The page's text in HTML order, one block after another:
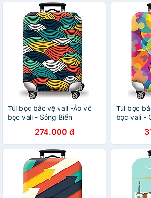
Túi bọc bảo vệ vali -Áo vỏ
bọc vali - Sóng Biển
274.000 đ
Túi bọc
bọc vali -